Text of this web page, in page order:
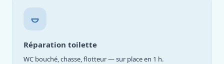
Réparation toilette
WC bouché, chasse, flotteur — sur place en 1 h.